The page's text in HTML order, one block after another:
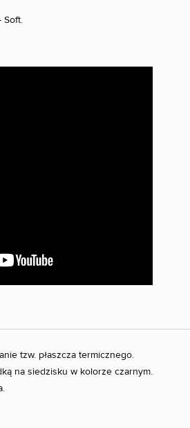
Soft.
tzw. płaszcza termicznego.
na siedzisku w kolorze czarnym.